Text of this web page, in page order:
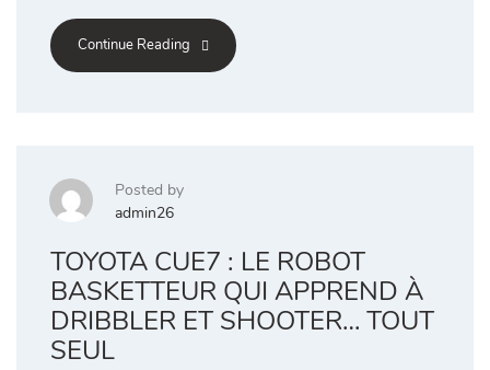
Continue Reading
Posted by
admin26
TOYOTA CUE7 : LE ROBOT
BASKETTEUR QUI APPREND À
DRIBBLER ET SHOOTER… TOUT
SEUL